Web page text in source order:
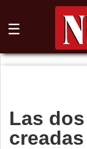
☰
⌕
Nogales
Columna
Las